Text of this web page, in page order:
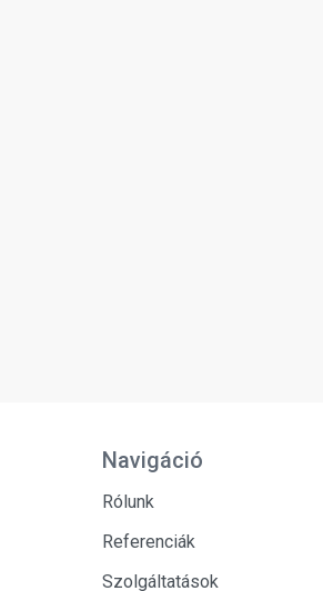
Navigáció
Rólunk
Referenciák
Szolgáltatások